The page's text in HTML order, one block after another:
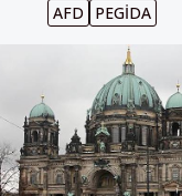
AFD PEGIDA